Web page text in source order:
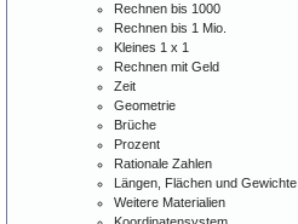
Rechnen bis 1000
Rechnen bis 1 Mio.
Kleines 1 x 1
Rechnen mit Geld
Zeit
Geometrie
Brüche
Prozent
Rationale Zahlen
Längen, Flächen und Gewichte
Weitere Materialien